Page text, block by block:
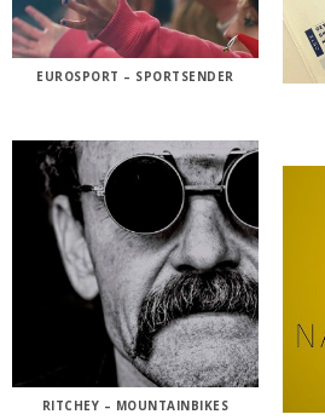
EUROSPORT – SPORTSENDER
RITCHEY – MOUNTAINBIKES